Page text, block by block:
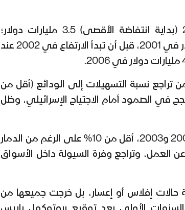
سجلت الودائع في عام 2000 (بداية انتفاضة الأقصى) 3.5 مليارات دولار؛
وتراجعت إلى 3.39 مليارات دولار في 2001، قبل أن تبدأ الارتفاع في 2002 عند
نسبة التسهيلات إلى الودائع (أقل من
في الصمود أمام الاجتياح الإسرائيلي، وظل
بلغت نسبة التعثر في عامي 2002 و2003، أقل من 10% على الرغم من الدمار
العمل، وتراجع وفرة السيولة داخل الأسواق
إفلاس أو إعسار، بل خرجت جميعها من